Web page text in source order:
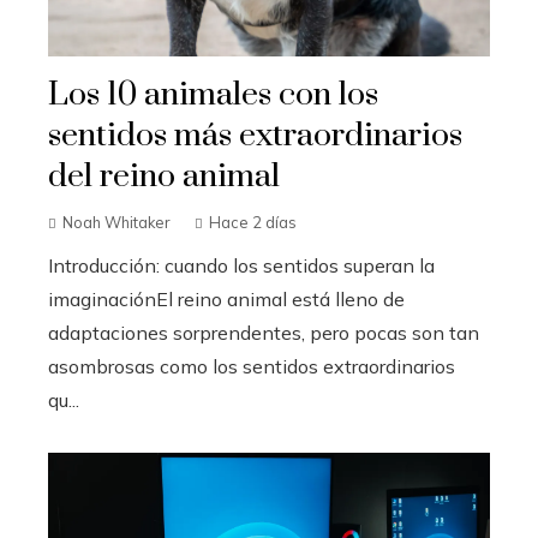
Los 10 animales con los
sentidos más extraordinarios
del reino animal
Noah Whitaker Hace 2 días
Introducción: cuando los sentidos superan la
imaginaciónEl reino animal está lleno de
adaptaciones sorprendentes, pero pocas son tan
asombrosas como los sentidos extraordinarios
qu...